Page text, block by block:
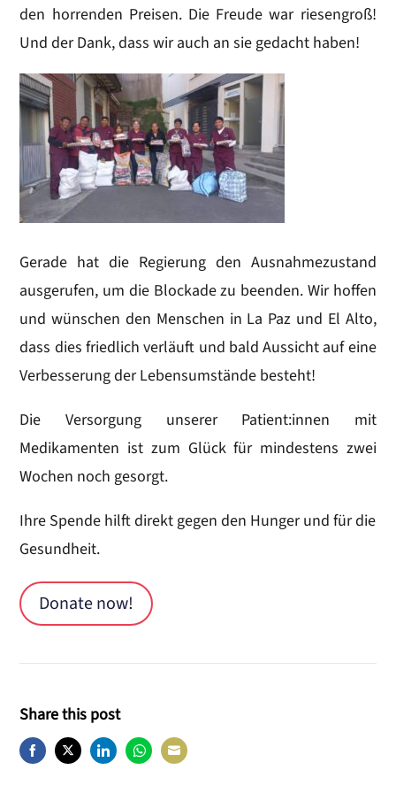
den horrenden Preisen. Die Freude war riesengroß!
Und der Dank, dass wir auch an sie gedacht haben!
Gerade hat die Regierung den Ausnahmezustand
ausgerufen, um die Blockade zu beenden. Wir hoffen
und wünschen den Menschen in La Paz und El Alto,
dass dies friedlich verläuft und bald Aussicht auf eine
Verbesserung der Lebensumstände besteht!
Die Versorgung unserer Patient:innen mit
Medikamenten ist zum Glück für mindestens zwei
Wochen noch gesorgt.
Ihre Spende hilft direkt gegen den Hunger und für die
Gesundheit.
Donate now!
Share this post